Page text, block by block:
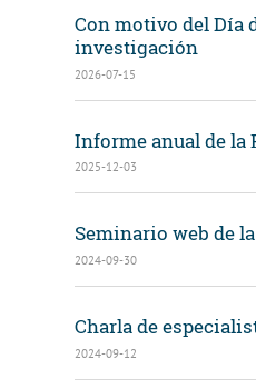
Con motivo del Día
investigación
2026-07-15
Informe anual de la
2025-12-03
Seminario web de
2024-09-30
Charla de
2024-09-12